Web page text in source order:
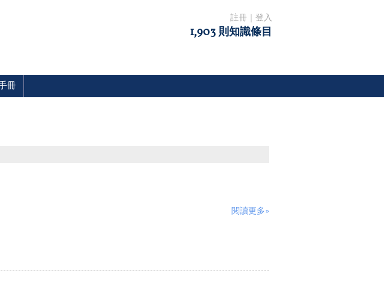
註冊 登入
1,903 則知識條目
冊
閱讀更多»